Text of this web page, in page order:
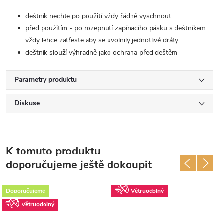
deštník nechte po použití vždy řádně vyschnout
před použitím - po rozepnutí zapínacího pásku s deštníkem
vždy lehce zatřeste aby se uvolnily jednotlivé dráty.
deštník slouží výhradně jako ochrana před deštěm
Parametry produktu
Diskuse
K tomuto produktu
doporučujeme ještě dokoupit
Doporučujeme
Větruodolný
Větruodolný